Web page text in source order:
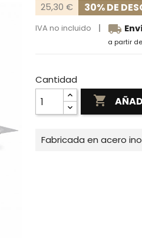
25,30 € 30% DE
IVA no incluido local_shipping
a partir
Cantidad

Fabricada en acero